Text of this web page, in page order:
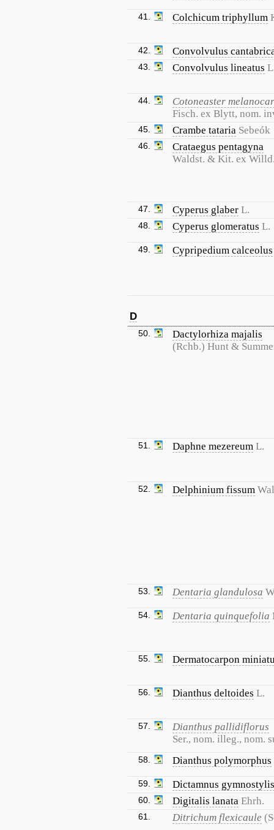
41. Colchicum triphyllum
42. Convolvulus
43. Convolvulus lineatus
44.
Cotoneaster
Fisch. ex Blytt, nom.
45. Crambe tataria Sebeók
46.
Crataegus pentagyna
Waldst. & Kit. ex
47. Cyperus glaber L.
48. Cyperus glomeratus L.
49. Cypripedium calceolus
D
50.
Dactylorhiza majalis
(Rchb.) Hunt &
51. Daphne mezereum L.
52. Delphinium fissum
53. Dentaria glandulosa
54. Dentaria quinquefolia
55. Dermatocarpon
56. Dianthus deltoides L.
57.
Dianthus pallidiflorus
Ser., nom. illeg., nom.
58. Dianthus polymorphus
59. Dictamnus gymnostylis
60. Digitalis lanata Ehrh.
61. Ditrichum flexicaule